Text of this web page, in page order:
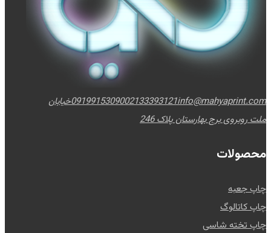
0919915309002133393121info@mahyaprint.com
خیابان
ملت روبروی برج بهارستان پلاک 246
محصولات
چاپ جعبه
چاپ کاتالوگ
چاپ تخته شاسی